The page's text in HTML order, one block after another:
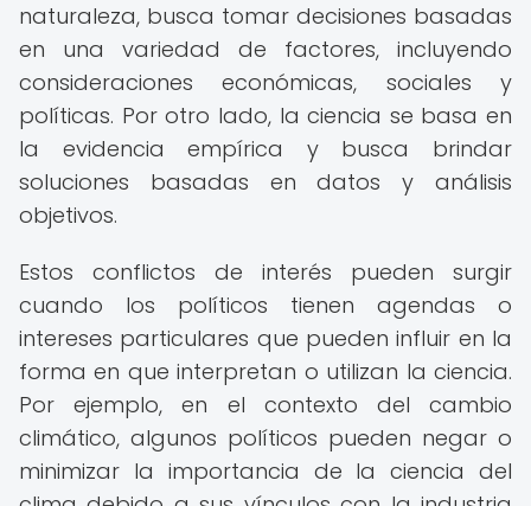
naturaleza, busca tomar decisiones basadas
en una variedad de factores, incluyendo
consideraciones económicas, sociales y
políticas. Por otro lado, la ciencia se basa en
la evidencia empírica y busca brindar
soluciones basadas en datos y análisis
objetivos.
Estos conflictos de interés pueden surgir
cuando los políticos tienen agendas o
intereses particulares que pueden influir en la
forma en que interpretan o utilizan la ciencia.
Por ejemplo, en el contexto del cambio
climático, algunos políticos pueden negar o
minimizar la importancia de la ciencia del